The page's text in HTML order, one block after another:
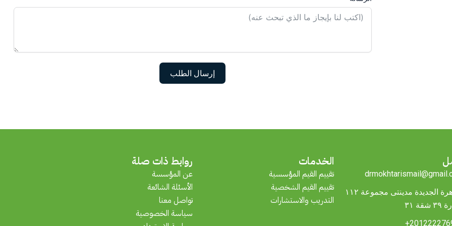
إرسال الطلب
القاهرة الجديدة مدينتى مجموعة ١١٢
٣١
الخدمات
تقييم القيم المؤسسية
تقييم القيم الشخصية
التدريب والاستشارات
روابط ذات صلة
عن المؤسسة
الأسئلة الشائعة
تواصل معنا
سياسة الخصوصية